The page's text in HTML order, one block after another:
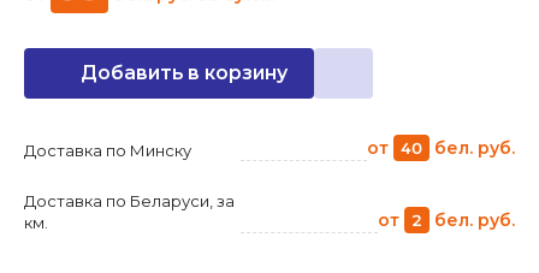
Добавить в корзину
Доставка по Минску от 40 бел. руб.
Доставка по Беларуси, за
км.
от 2 бел. руб.